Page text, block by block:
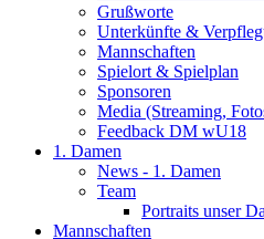
Grußworte
Unterkünfte &
Mannschaften
Spielort & Spielplan
Sponsoren
Media (Streaming,
Feedback DM wU18
1. Damen
News - 1. Damen
Team
Portraits unser
Mannschaften